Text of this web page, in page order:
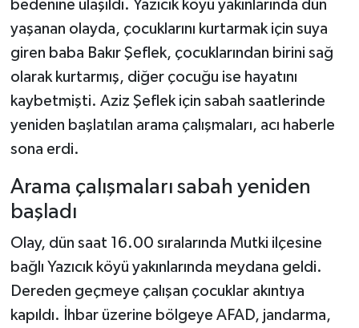
bedenine ulaşıldı. Yazıcık köyü yakınlarında dün
yaşanan olayda, çocuklarını kurtarmak için suya
giren baba Bakır Şeflek, çocuklarından birini sağ
olarak kurtarmış, diğer çocuğu ise hayatını
kaybetmişti. Aziz Şeflek için sabah saatlerinde
yeniden başlatılan arama çalışmaları, acı haberle
sona erdi.
Arama çalışmaları sabah yeniden
başladı
Olay, dün saat 16.00 sıralarında Mutki ilçesine
bağlı Yazıcık köyü yakınlarında meydana geldi.
Dereden geçmeye çalışan çocuklar akıntıya
kapıldı. İhbar üzerine bölgeye AFAD, jandarma,